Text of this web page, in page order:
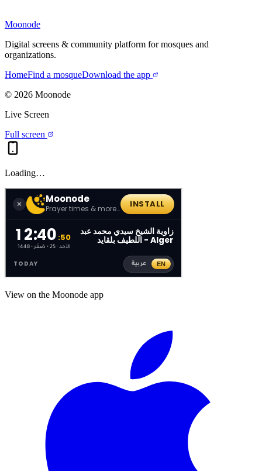
Moonode
Digital screens & community platform for mosques and
organizations.
HomeFind a mosqueDownload the app
© 2026 Moonode
Live Screen
Full screen
Loading…
View on the Moonode app